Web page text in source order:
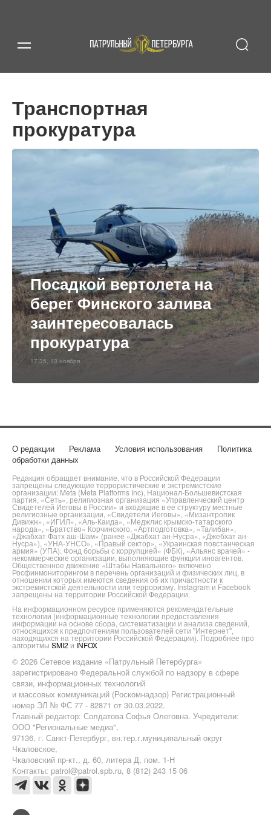
Транспортная
прокуратура
Посадкой вертолета на
берег Финского залива
заинтересовалась
прокуратура
17:35, 13 ноября
О редакции Реклама Условия использования
Политика
обработки данных
Редакция обращает внимание, что в Российской Федерации
запрещены следующие террористические и экстремистские
организации: Meta (Meta Platforms Inc), Национал-Большевистская
партия, «Сеть», религиозная организация «Управленческий центр
Свидетелей Иеговы в России» и входящие в ее структуру местные
религиозные организации, «Свидетели Иеговы», «Мизантропик
Дивижн», «ИГИЛ», «Аль-Каида», «Меджлис крымско-татарского
народа», «Братство» Корчинского, «Артподготовка», «Талибан»,
«Джабхат Фатх аш-Шам» (ранее «Джабхат ан-Нусра», «Джебхат ан-
Нусра»), «УНА-УНСО», «Правый сектор», «Украинская повстанческая
армия» (УПА). Фонд борьбы с коррупцией» (ФБК), «Альянс врачей» -
некоммерческие организации, выполняющие функции иноагентов.
Общественное движение «Штабы Навального» включено
Росфинмониторингом в перечень организаций и физических лиц, в
отношении которых имеются сведения об их причастности к
экстремистской деятельности или терроризму. Instagram и Facebook
запрещены на территории Российской Федерации.
На информационном ресурсе применяются рекомендательные
технологии (информационные технологии предоставления
информации на основе сбора, систематизации и анализа сведений,
относящихся к предпочтениям пользователей сети "Интернет",
находящихся на территории Российской Федерации). Подробнее про
алгоритмы SMI2 и INFOX
© 2026 Сетевое издание «Патрульный Петербурга»
зарегистрировано Федеральной службой по надзору в сфере
связи, информационных технологий
и массовых коммуникаций (Роскомнадзор) Регистрационный
номер ЭЛ № ФС 77 - 82871 от 30.03.2022.
Главный редактор: Солдатова Софья Олеговна. Учредители:
ООО "Региональные медиа",
97136, г. Санкт-Петербург, вн.тер.г.муниципальный округ
Чкаловское,
Чкаловский пр-кт., д. 60, литера Д, пом. 1-Н
Контакты: patrol@patrol.spb.ru, 8 (812) 243 15 06